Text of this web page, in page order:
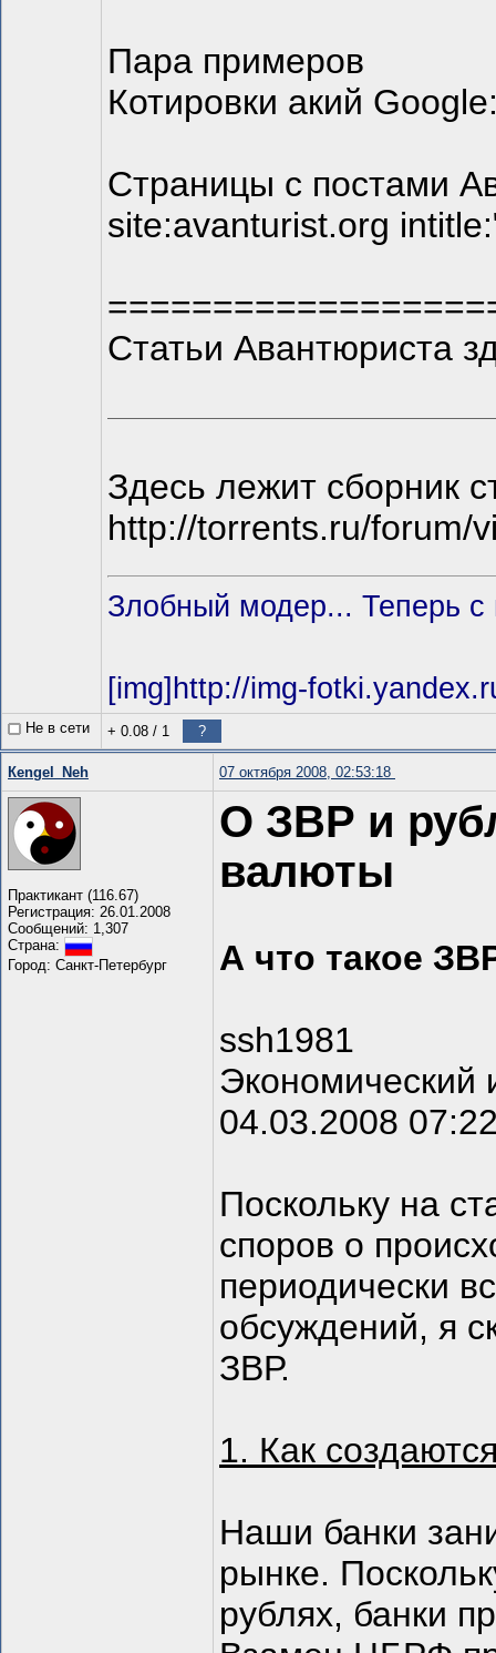
Пара примеров
Котировки акий
Страницы с постами
site:avanturist.org
Статьи Авантюриста
Здесь лежит сборник
http://torrents.ru/forum/
Злобный модер... Теперь с
[img]http://img-
Не в сети + 0.08 / 1 ?
Кengel_Neh 07 октября 2008, 02:53:18
Практикант (116.67)
Регистрация: 26.01.2008
Сообщений: 1,307
Страна:
Город: Санкт-Петербург
О ЗВР и
валюты
А что такое
ssh1981
Экономический
04.03.2008
Поскольку на
споров о
периодически
обсуждений, я
ЗВР.
1. Как
Наши банки
рынке.
рублях, банки